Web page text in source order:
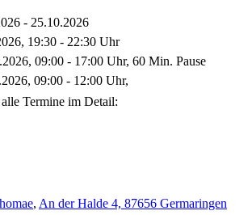
- 25.10.2026
19:30 - 22:30 Uhr
09:00 - 17:00 Uhr, 60 Min. Pause
09:00 - 12:00 Uhr,
Termine im Detail:
, An der Halde 4, 87656 Germaringen